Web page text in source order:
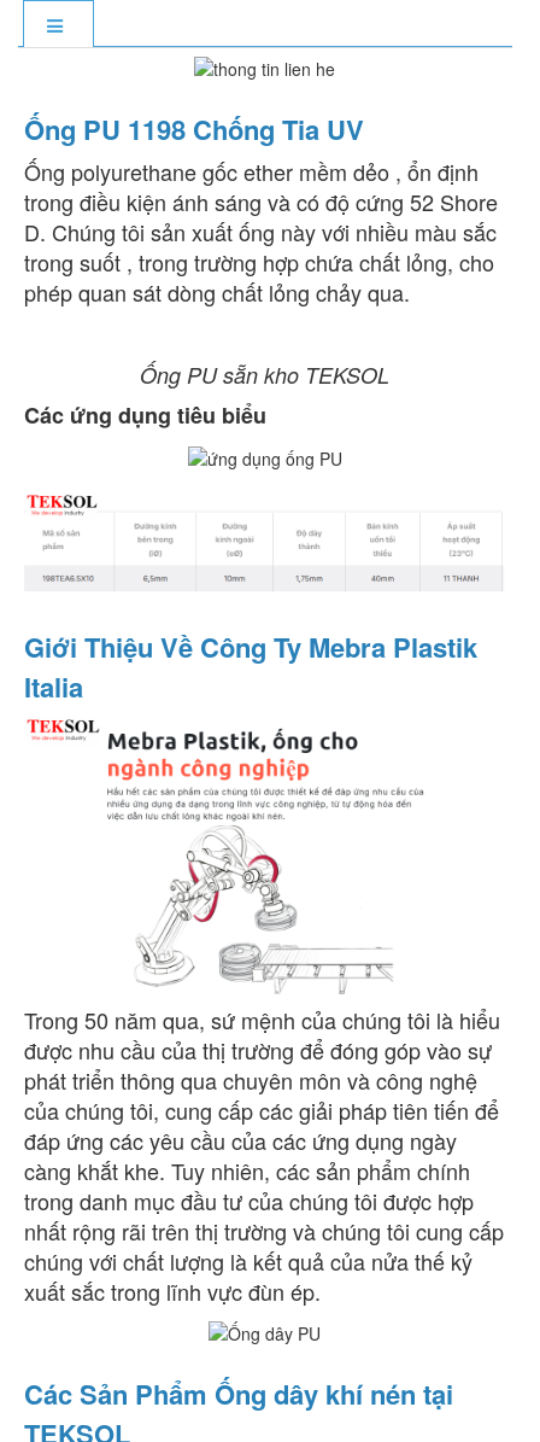
Ống PU 1198 Chống Tia UV
Ống polyurethane gốc ether mềm dẻo , ổn định
trong điều kiện ánh sáng và có độ cứng 52 Shore
D. Chúng tôi sản xuất ống này với nhiều màu sắc
trong suốt , trong trường hợp chứa chất lỏng, cho
phép quan sát dòng chất lỏng chảy qua.
Ống PU sẵn kho TEKSOL
Các ứng dụng tiêu biểu
Giới Thiệu Về Công Ty Mebra Plastik
Italia
Trong 50 năm qua, sứ mệnh của chúng tôi là hiểu
được nhu cầu của thị trường để đóng góp vào sự
phát triển thông qua chuyên môn và công nghệ
của chúng tôi, cung cấp các giải pháp tiên tiến để
đáp ứng các yêu cầu của các ứng dụng ngày
càng khắt khe. Tuy nhiên, các sản phẩm chính
trong danh mục đầu tư của chúng tôi được hợp
nhất rộng rãi trên thị trường và chúng tôi cung cấp
chúng với chất lượng là kết quả của nửa thế kỷ
xuất sắc trong lĩnh vực đùn ép.
Các Sản Phẩm Ống dây khí nén tại
TEKSOL